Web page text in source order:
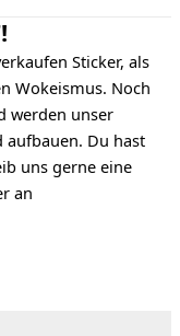
Sticker, als
Wokeismus. Noch
werden unser
aufbauen. Du hast
uns gerne eine
an